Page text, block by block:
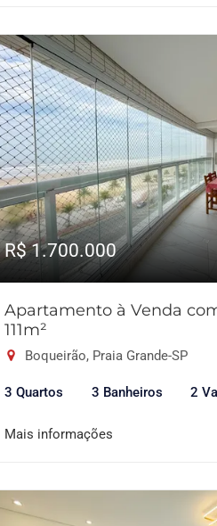
R$ 1.700.000
Apartamento à Venda
111m²
Boqueirão, Praia Grande-SP
3 Quartos 3 Banheiros 2
Mais informações